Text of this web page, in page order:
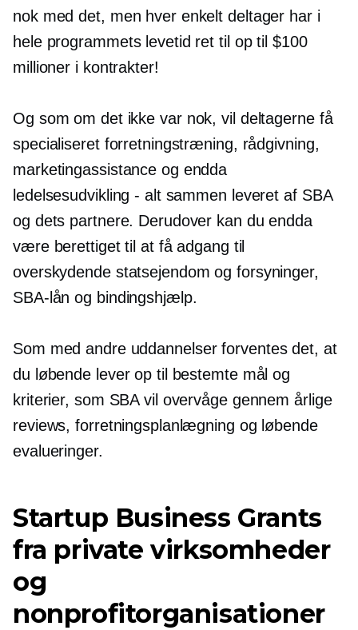
nok med det, men hver enkelt deltager har i
hele programmets levetid ret til op til $100
millioner i kontrakter!
Og som om det ikke var nok, vil deltagerne få
specialiseret forretningstræning, rådgivning,
marketingassistance og endda
ledelsesudvikling - alt sammen leveret af SBA
og dets partnere. Derudover kan du endda
være berettiget til at få adgang til
overskydende statsejendom og forsyninger,
SBA-lån og bindingshjælp.
Som med andre uddannelser forventes det, at
du løbende lever op til bestemte mål og
kriterier, som SBA vil overvåge gennem årlige
reviews, forretningsplanlægning og løbende
evalueringer.
Startup Business Grants
fra private virksomheder
og
nonprofitorganisationer